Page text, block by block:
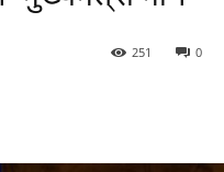
0
251